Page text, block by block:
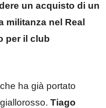
un acquisto di un
militanza nel Real
per il club
ha già portato
Tiago